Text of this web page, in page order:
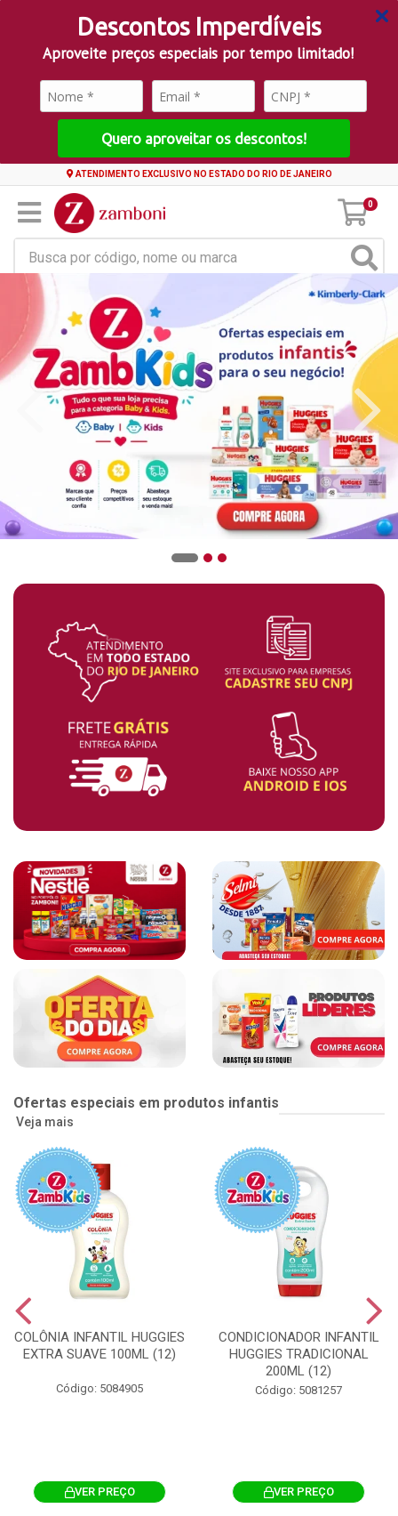
Descontos Imperdíveis
Aproveite preços especiais por tempo limitado!
Quero aproveitar os descontos!
ATENDIMENTO EXCLUSIVO NO ESTADO DO RIO DE JANEIRO
0
Ofertas especiais em produtos infantis
Veja mais
COLÔNIA INFANTIL HUGGIES
EXTRA SUAVE 100ML (12)
Código: 5084905
VER PREÇO
CONDICIONADOR INFANTIL
HUGGIES TRADICIONAL
200ML (12)
Código: 5081257
VER PREÇO